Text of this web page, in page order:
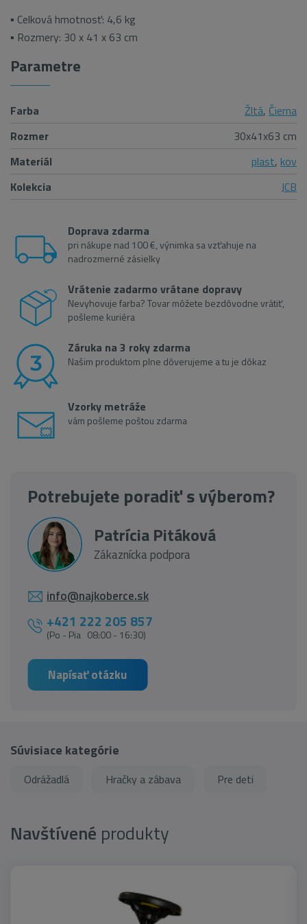
▪ Celková hmotnosť: 4,6 kg
▪ Rozmery: 30 x 41 x 63 cm
Parametre
Farba Žltá, Čierna
Rozmer
30x41x63 cm
Materiál
plast, kov
Kolekcia
JCB
Doprava zdarma
pri nákupe nad 100 €, výnimka sa vzťahuje na
nadrozmerné zásielky
Vrátenie zadarmo vrátane dopravy
Nevyhovuje farba? Tovar môžete bezdôvodne vrátiť,
pošleme kuriéra
Záruka na 3 roky zdarma
Našim produktom plne dôverujeme a tu je dôkaz
Vzorky metráže
vám pošleme poštou zdarma
Potrebujete poradiť s výberom?
Patrícia Pitáková
Zákaznícka podpora
info@najkoberce.sk
+421 222 205 857
(Po - Pia 08:00 - 16:30)
Napísať otázku
Súvisiace kategórie
Odrážadlá Hračky a zábava Pre deti
Navštívené produkty